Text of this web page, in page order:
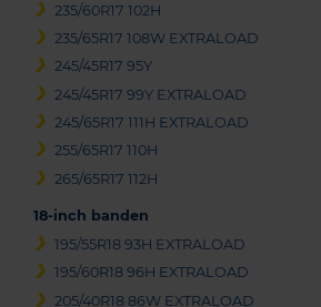
235/60R17 102H
235/65R17 108W EXTRALOAD
245/45R17 95Y
245/45R17 99Y EXTRALOAD
245/65R17 111H EXTRALOAD
255/65R17 110H
265/65R17 112H
18-inch banden
195/55R18 93H EXTRALOAD
195/60R18 96H EXTRALOAD
205/40R18 86W EXTRALOAD